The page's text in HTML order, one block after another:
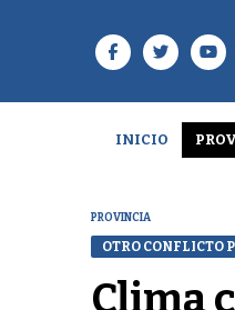
INICIO
PROVINCIA
OTRO CONFLICTO
Clima